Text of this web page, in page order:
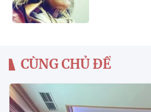
CÙNG CHỦ ĐỀ